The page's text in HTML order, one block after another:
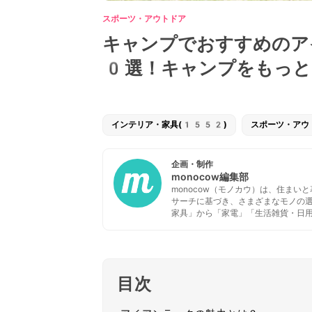
スポーツ・アウトドア
キャンプでおすすめの
0選！キャンプをもっ
インテリア・家具(1552) スポーツ・
企画・制作
monocow編集部
monocow（モノカウ）は、住まい
サーチに基づき、さまざまなモノの
家具」から「家電」「生活雑貨・日
目次